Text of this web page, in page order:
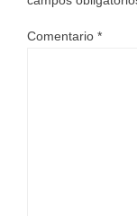
Comentario *